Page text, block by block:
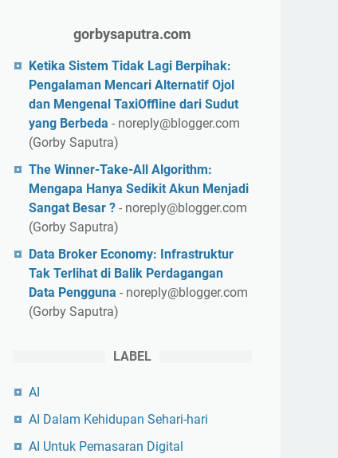
gorbysaputra.com
Ketika Sistem Tidak Lagi Berpihak:
Pengalaman Mencari Alternatif Ojol
dan Mengenal TaxiOffline dari Sudut
yang Berbeda - noreply@blogger.com
(Gorby Saputra)
The Winner-Take-All Algorithm:
Mengapa Hanya Sedikit Akun Menjadi
Sangat Besar ? - noreply@blogger.com
(Gorby Saputra)
Data Broker Economy: Infrastruktur
Tak Terlihat di Balik Perdagangan
Data Pengguna - noreply@blogger.com
(Gorby Saputra)
LABEL
AI
AI Dalam Kehidupan Sehari-hari
AI Untuk Pemasaran Digital